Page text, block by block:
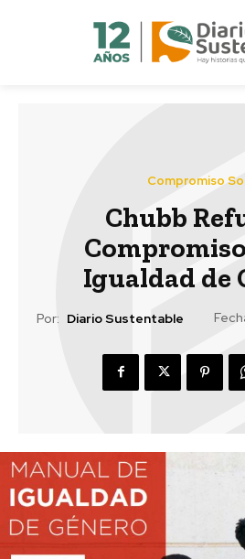
Compromiso
Chubb
Igualdad de
Por: Diario Sustentable